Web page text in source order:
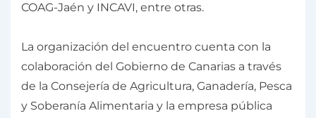
COAG-Jaén y INCAVI, entre otras.
La organización del encuentro cuenta con la
colaboración del Gobierno de Canarias a través
de la Consejería de Agricultura, Ganadería, Pesca
y Soberanía Alimentaria y la empresa pública